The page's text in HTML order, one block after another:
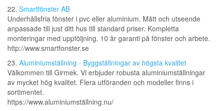
22. Smartfönster AB
Underhållsfria fönster i pvc eller aluminium. Mått och utseende
anpassade till just ditt hus till standard priser. Kompletta
monteringar med uppföljning. 10 år garanti på fönster och arbete.
http://www.smartfonster.se
23. Aluminiumställning - Byggställningar av högsta kvalitet
Välkommen till Girmek. Vi erbjuder robusta aluminiumställningar
av mycket hög kvalitet. Flera utföranden och modeller finns i
sortimentet.
https://www.aluminiumställning.nu/